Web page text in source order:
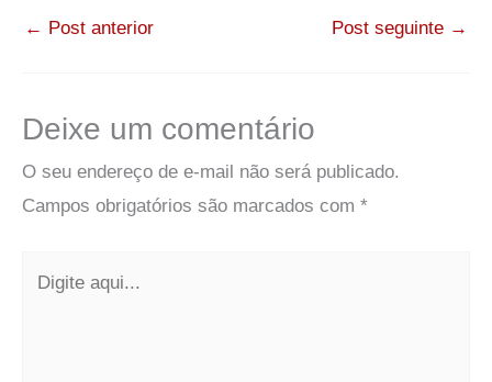
← Post anterior Post seguinte →
Deixe um comentário
O seu endereço de e-mail não será publicado.
Campos obrigatórios são marcados com *